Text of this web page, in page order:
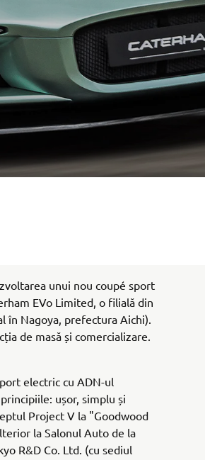
unui nou coupé sport
EVo Limited, o filială din
în Nagoya, prefectura Aichi).
de masă și comercializare.
electric cu ADN-ul
ușor, simplu și
Project V la "Goodwood
la Salonul Auto de la
R&D Co. Ltd. (cu sediul